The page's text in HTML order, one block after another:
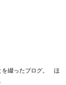
を綴ったブログ。 ほ